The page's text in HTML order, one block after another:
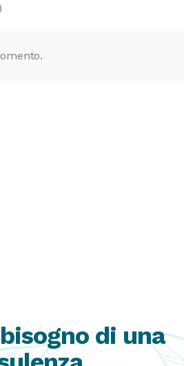
di una